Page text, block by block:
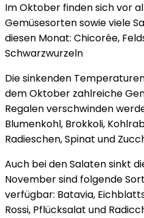
Im Oktober finden sich vor
Gemüsesorten sowie viele
diesen Monat: Chicorée,
Schwarzwurzeln
Die sinkenden
dem Oktober zahlreiche
Regalen verschwinden
Blumenkohl, Brokkoli,
Radieschen, Spinat und
Auch bei den Salaten sinkt
November sind folgende
verfügbar: Batavia,
Rossi, Pflücksalat und